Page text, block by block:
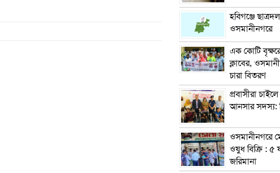
হবিগঞ্জে
ওসমানীনগরে
এক কোটি
ক্লাবের,
চারা বিতরণ
প্রবাসীরা
আনসার সদস্য:
ওসমানীনগরে
ওষুধ বিক্রি : ৫
জরিমানা